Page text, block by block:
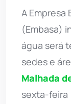
A Empresa
(Embasa)
água será
sedes e
Malhada
sexta-feira